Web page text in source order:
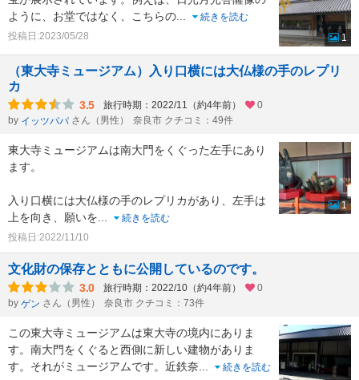
ように、お堂ではなく、こちらの
続きを読む
投稿日:2023/05/28
1
（東大寺ミュージアム）入り口横には大仏様の手のレプリ
カ
3.5 旅行時期：2022/11（約4年前）
0
by イッツパパ さん（男性） 奈良市 クチコミ：49件
東大寺ミュージアムは南大門をくぐった左手にあり
ます。
入り口横には大仏様の手のレプリカがあり、左手は
上を向き、願いを
続きを読む
投稿日:2022/11/10
1
文化財の保存とともに公開しているのです。
3.0 旅行時期：2022/10（約4年前）
0
by ゲン さん（男性） 奈良市 クチコミ：73件
この東大寺ミュージアムは東大寺の境内にありま
す。南大門をくぐると西側に新しい建物がありま
す。それがミュージアムです。近鉄奈
続きを読む